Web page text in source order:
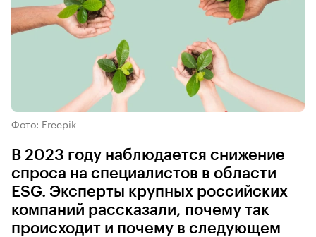
Фото: Freepik
В 2023 году наблюдается снижение
спроса на специалистов в области
ESG. Эксперты крупных российских
компаний рассказали, почему так
происходит и почему в следующем